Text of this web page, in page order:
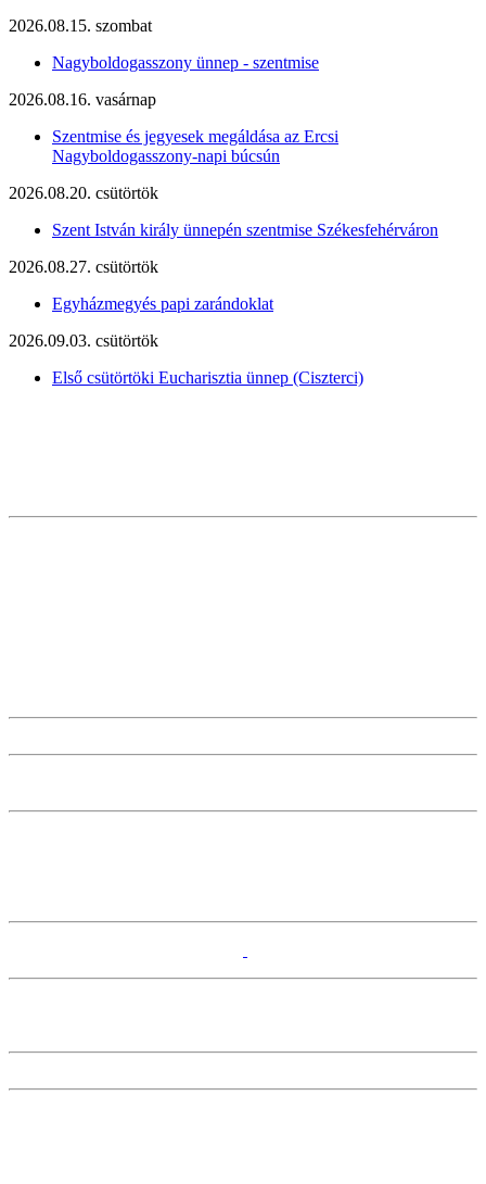
2026.08.15. szombat
Nagyboldogasszony ünnep - szentmise
2026.08.16. vasárnap
Szentmise és jegyesek megáldása az Ercsi
Nagyboldogasszony-napi búcsún
2026.08.20. csütörtök
Szent István király ünnepén szentmise Székesfehérváron
2026.08.27. csütörtök
Egyházmegyés papi zarándoklat
2026.09.03. csütörtök
Első csütörtöki Eucharisztia ünnep (Ciszterci)